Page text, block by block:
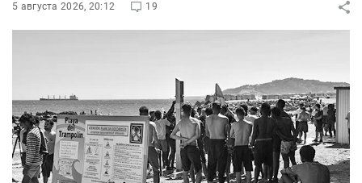
5 августа 2026, 20:12 19